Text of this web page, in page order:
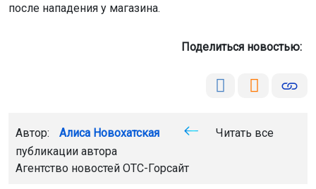
после нападения у магазина.
Поделиться новостью:
Автор: Алиса Новохатская
Читать все
публикации автора
Агентство новостей ОТС-Горсайт